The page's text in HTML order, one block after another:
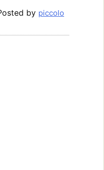
by piccolo